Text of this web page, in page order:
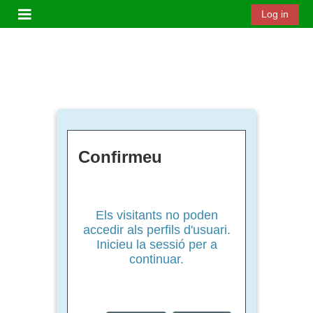
Panell lateral
Log in
Confirmeu
Els visitants no poden
accedir als perfils d'usuari.
Inicieu la sessió per a
continuar.